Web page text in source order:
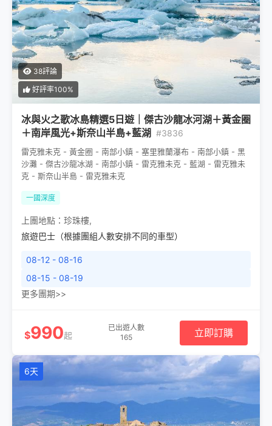
38評論
好評率100%
冰與火之歌冰島精選5日遊｜傑古沙龍冰河湖＋黃金圈
＋南岸風光+斯奈山半島+藍湖 #3836
雷克雅未克 - 黃金圈 - 南部小鎮 - 塞里雅蘭瀑布 - 南部小鎮 - 黑
沙灘 - 傑古沙龍冰湖 - 南部小鎮 - 雷克雅未克 - 藍湖 - 雷克雅未
克 - 斯奈山半島 - 雷克雅未克
一國深度
上團地點： 珍珠樓,
旅遊巴士（根據團組人數安排不同的車型）
08-12 - 08-16
08-15 - 08-19
更多團期>>
$990起
已出遊人數
165
立即訂購
6天